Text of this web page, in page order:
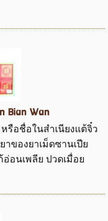
Bian Wan
หรือชื่อในสำเนียงแต้จิ๋ว
ของยาเม็ดซานเปีย
อนเพลีย ปวดเมื่อย